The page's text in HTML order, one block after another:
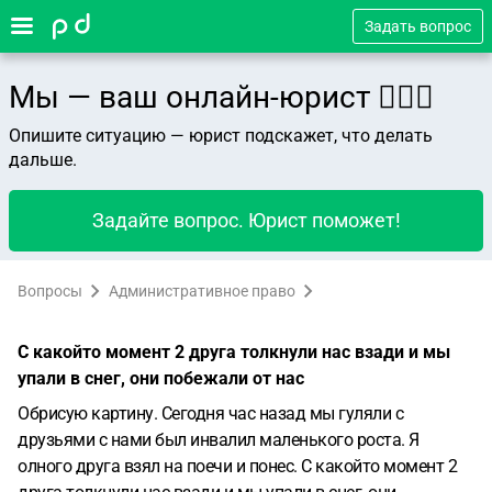
Задать вопрос
Мы — ваш онлайн-юрист 👨🏻‍⚖️
Опишите ситуацию — юрист подскажет, что делать
дальше.
Задайте вопрос. Юрист поможет!
Вопросы Административное право
С какойто момент 2 друга толкнули нас взади и мы
упали в снег, они побежали от нас
Обрисую картину. Сегодня час назад мы гуляли с
друзьями с нами был инвалил маленького роста. Я
олного друга взял на поечи и понес. С какойто момент 2